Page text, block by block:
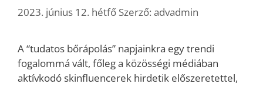
2023. június 12. hétfő Szerző: advadmin
A “tudatos bőrápolás” napjainkra egy trendi
fogalommá vált, főleg a közösségi médiában
aktívkodó skinfluencerek hirdetik előszeretettel,